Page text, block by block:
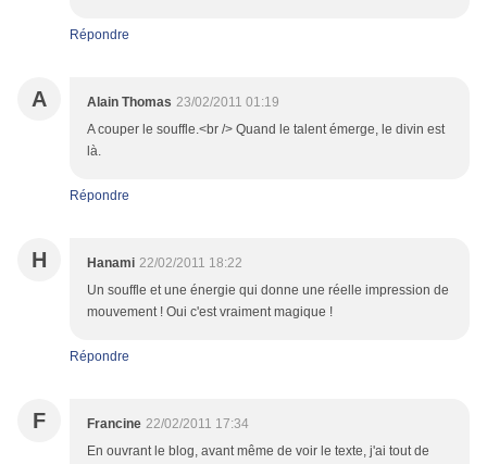
Répondre
A Alain Thomas 23/02/2011 01:19
A couper le souffle.<br /> Quand le talent émerge, le divin est
là.
Répondre
H Hanami 22/02/2011 18:22
Un souffle et une énergie qui donne une réelle impression de
mouvement ! Oui c'est vraiment magique !
Répondre
F Francine 22/02/2011 17:34
En ouvrant le blog, avant même de voir le texte, j'ai tout de